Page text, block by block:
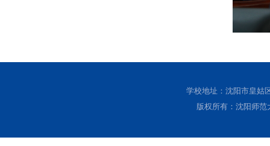
学校地址：沈阳市皇姑
版权所有：沈阳师